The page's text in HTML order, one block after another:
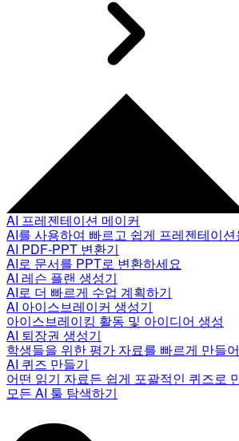
AI 프레젠테이션 메이커
AI를 사용하여 빠르고 쉽게 프레젠테이
AI PDF-PPT 변환기
AI로 문서를 PPT로 변환하세요
AI 레슨 플랜 생성기
AI로 더 빠르게 수업 계획하기
AI 아이스브레이커 생성기
아이스브레이킹 활동 및 아이디어 생성
AI 퇴장권 생성기
학생들을 위한 평가 자료를 빠르게 만들
AI 퀴즈 만들기
어떤 읽기 자료든 쉽게 포괄적인 퀴즈로
모든 AI 툴 탐색하기